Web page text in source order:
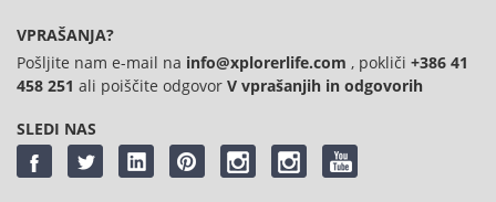
VPRAŠANJA?
Pošljite nam e-mail na info@xplorerlife.com , pokliči +386 41
458 251 ali poiščite odgovor V vprašanjih in odgovorih
SLEDI NAS